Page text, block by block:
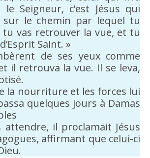
le Seigneur, c’est Jésus qui
sur le chemin par lequel tu
tu vas retrouver la vue, et tu
Saint. »
de ses yeux comme
il retrouva la vue. Il se leva,
la nourriture et les forces lui
quelques jours à Damas
attendre, il proclamait Jésus
affirmant que celui-ci